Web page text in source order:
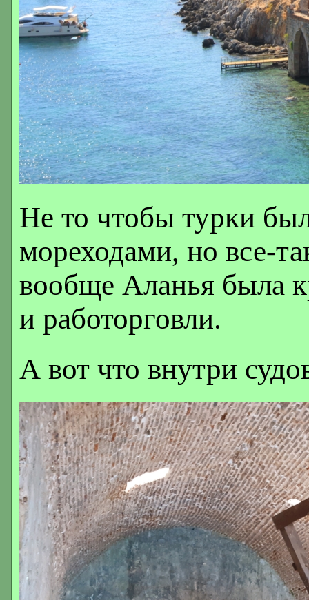
Не то чтобы турки
мореходами, но все-
вообще Аланья была
и работорговли.
А вот что внутри